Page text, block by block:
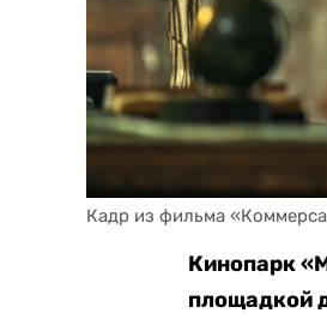
Кадр из фильма
Кинопарк
площадкой